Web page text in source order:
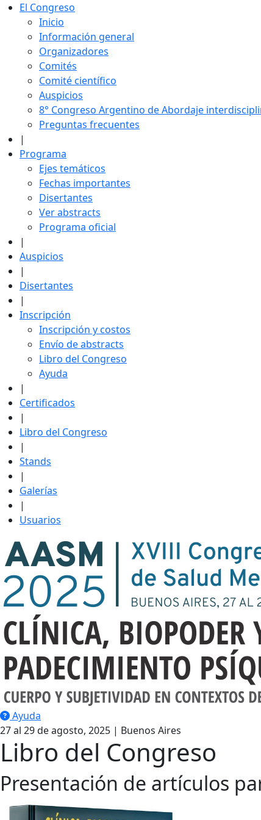
El Congreso
Inicio
Información general
Organizadores
Comités
Comité científico
Auspicios
8° Congreso Argentino de Abordaje
Preguntas frecuentes
|
Programa
Ejes temáticos
Fechas importantes
Disertantes
Ver abstracts
Programa oficial
|
Auspicios
|
Disertantes
|
Inscripción
Inscripción y costos
Envío de abstracts
Libro del Congreso
Ayuda
|
Certificados
|
Libro del Congreso
|
Stands
|
Galerías
|
Usuarios
Ayuda
27 al 29 de agosto, 2025 | Buenos Aires
Libro del Congreso
Presentación de artículos